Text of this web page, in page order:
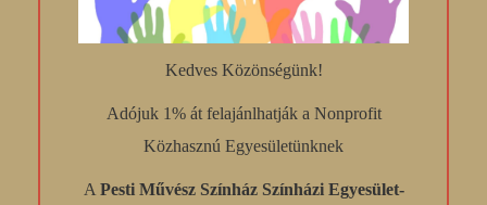
Kedves Közönségünk!
Adójuk 1% át felajánlhatják a Nonprofit
Közhasznú Egyesületünknek
A Pesti Művész Színház Színházi Egyesület-